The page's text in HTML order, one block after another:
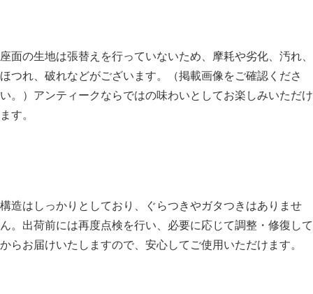
座面の生地は張替えを行っていないため、摩耗や劣化、汚れ、
ほつれ、破れなどがございます。（掲載画像をご確認くださ
い。）アンティークならではの味わいとしてお楽しみいただけ
ます。
構造はしっかりとしており、ぐらつきやガタつきはありませ
ん。出荷前には再度点検を行い、必要に応じて調整・修復して
からお届けいたしますので、安心してご使用いただけます。